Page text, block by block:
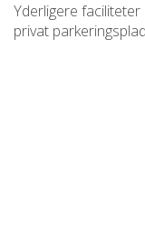
Yderligere
privat